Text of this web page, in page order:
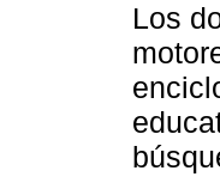
Los